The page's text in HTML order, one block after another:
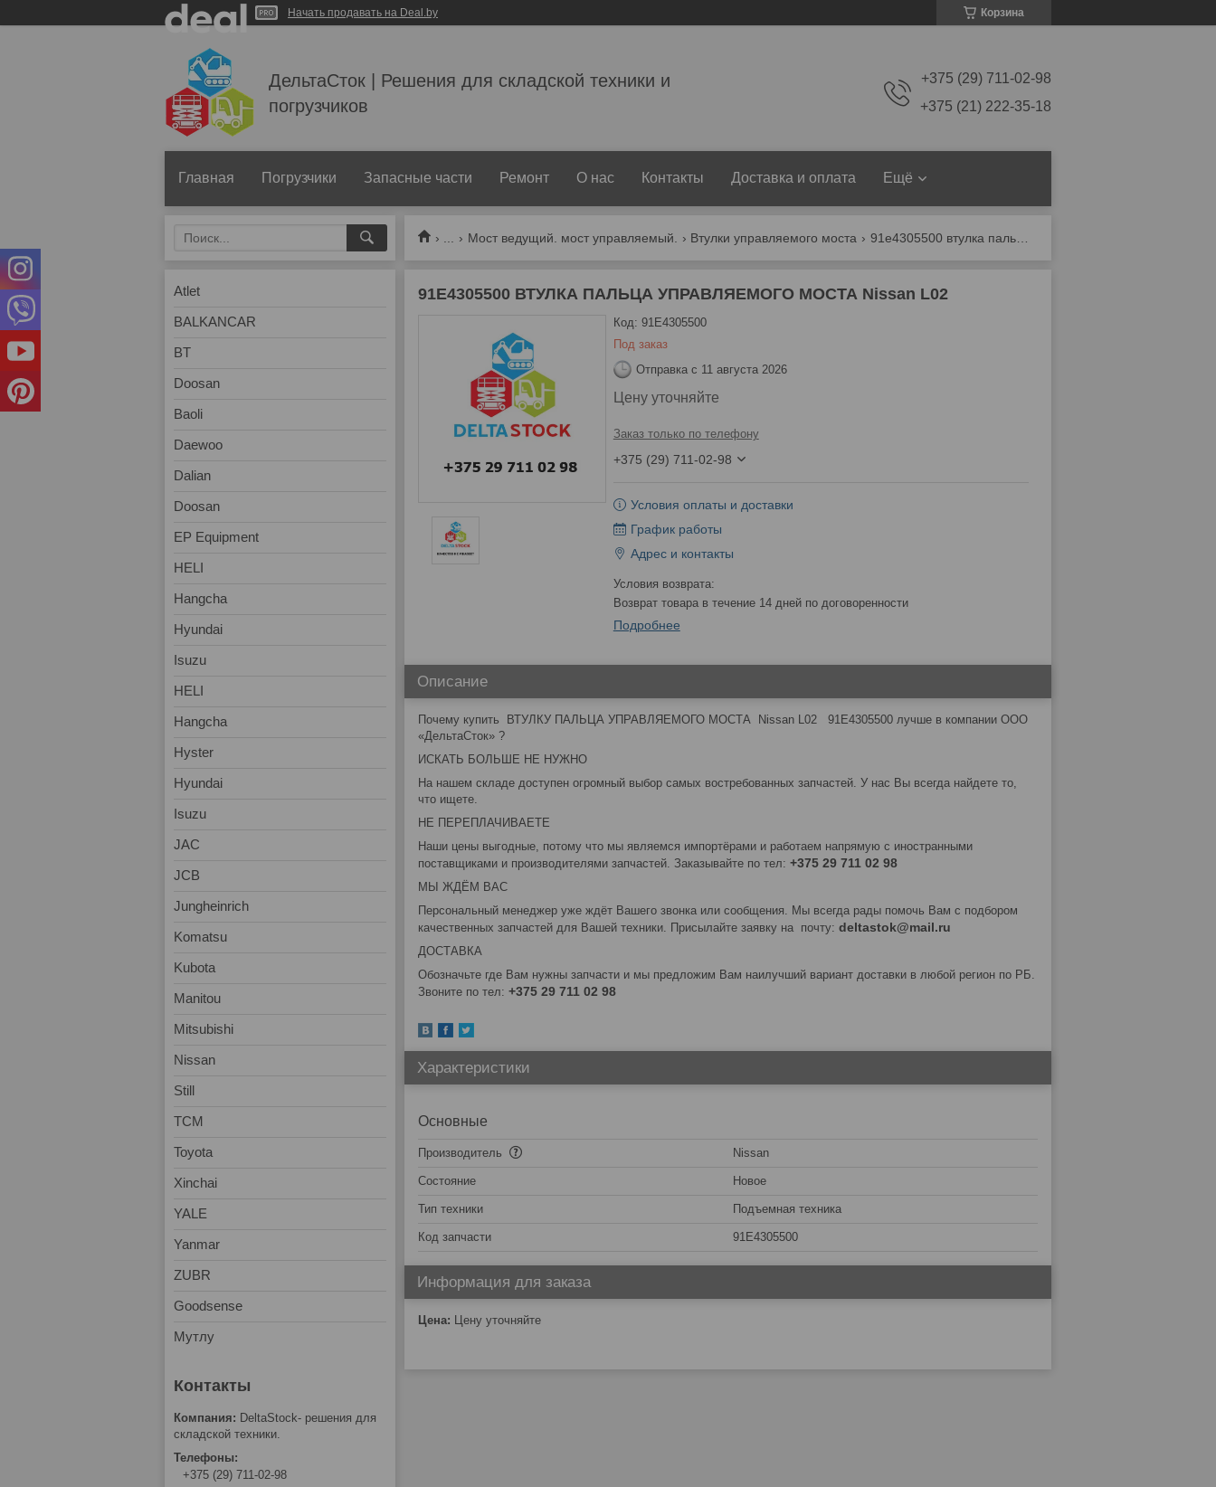
Начать продавать на Deal.by Корзина
ДельтаСток | Решения для складской техники и
погрузчиков
+375 (29) 711-02-98
+375 (21) 222-35-18
Главная Погрузчики Запасные части Ремонт О нас Контакты Доставка и оплата Ещё
Мост ведущий. мост управляемый. Втулки управляемого моста 91e4305500 втулка пальца управляемого моста nissan l02
91E4305500 ВТУЛКА ПАЛЬЦА УПРАВЛЯЕМОГО МОСТА Nissan L02
Под заказ
Код: 91E4305500
Отправка с 11 августа 2026
Цену уточняйте
Заказ только по телефону
+375 (29) 711-02-98
Условия оплаты и доставки
График работы
Адрес и контакты
возврат товара в течение 14 дней по договоренности
Подробнее
Описание
Почему купить ВТУЛКУ ПАЛЬЦА УПРАВЛЯЕМОГО МОСТА Nissan L02 91E4305500 лучше в компании ООО
«ДельтаСток» ?
ИСКАТЬ БОЛЬШЕ НЕ НУЖНО
На нашем складе доступен огромный выбор самых востребованных запчастей. У нас Вы всегда найдете то,
что ищете.
НЕ ПЕРЕПЛАЧИВАЕТЕ
Наши цены выгодные, потому что мы являемся импортёрами и работаем напрямую с иностранными
поставщиками и производителями запчастей. Заказывайте по тел: +375 29 711 02 98
МЫ ЖДЁМ ВАС
Персональный менеджер уже ждёт Вашего звонка или сообщения. Мы всегда рады помочь Вам с подбором
качественных запчастей для Вашей техники. Присылайте заявку на почту: deltastok@mail.ru
ДОСТАВКА
Обозначьте где Вам нужны запчасти и мы предложим Вам наилучший вариант доставки в любой регион по РБ.
Звоните по тел: +375 29 711 02 98
Характеристики
Основные
Производитель Nissan
Состояние Новое
Тип техники Подъемная техника
Код запчасти 91E4305500
Информация для заказа
Цена: Цену уточняйте
Atlet
BALKANCAR
BT
Doosan
Baoli
Daewoo
Dalian
Doosan
EP Equipment
HELI
Hangcha
Hyundai
Isuzu
HELI
Hangcha
Hyster
Hyundai
Isuzu
JAC
JCB
Jungheinrich
Komatsu
Kubota
Manitou
Mitsubishi
Nissan
Still
TCM
Toyota
Xinchai
YALE
Yanmar
ZUBR
Goodsense
Мутлу
DeltaStock- решения для
складской техники.
+375 (29) 711-02-98